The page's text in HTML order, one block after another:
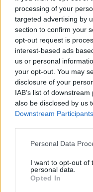
processing of your
targeted advertising by
section to confirm your
opt-out request is
interest-based ads
us or personal
your opt-out. You may
disclosure of your
IAB’s list of
also be disclosed by us
Downstream Participants
Personal Data
I want to opt-out of
personal data.
Opted In